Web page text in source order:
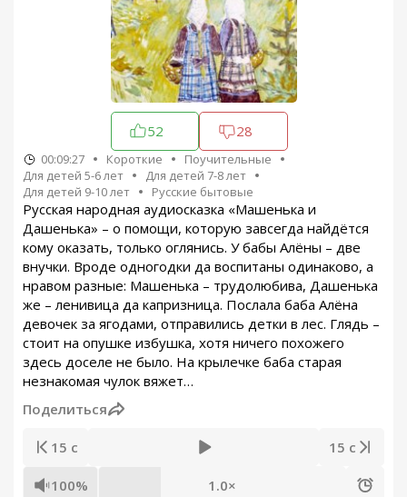
52 28
00:09:27 Короткие
Поучительные
Для детей 5-6 лет
Для детей 7-8 лет
Для детей 9-10 лет
Русские бытовые
Русская народная аудиосказка «Машенька и
Дашенька» – о помощи, которую завсегда найдётся
кому оказать, только оглянись. У бабы Алёны – две
внучки. Вроде одногодки да воспитаны одинаково, а
нравом разные: Машенька – трудолюбива, Дашенька
же – ленивица да капризница. Послала баба Алёна
девочек за ягодами, отправились детки в лес. Глядь –
стоит на опушке избушка, хотя ничего похожего
здесь доселе не было. На крылечке баба старая
незнакомая чулок вяжет…
Поделиться
15 с 15 с
100% 1.0×